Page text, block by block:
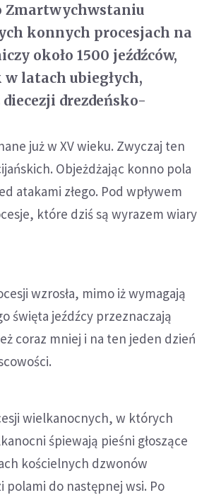
Zmartwychwstaniu
konnych procesjach na
około 1500 jeźdźców,
latach ubiegłych,
drezdeńsko-
już w XV wieku. Zwyczaj ten
Objeżdżając konno pola
atakami złego. Pod wpływem
które dziś są wyrazem wiary
wzrosła, mimo iż wymagają
święta jeźdźcy przeznaczają
coraz mniej i na ten jeden dzień
wielkanocnych, w których
śpiewają pieśni głoszące
kościelnych dzwonów
polami do następnej wsi. Po